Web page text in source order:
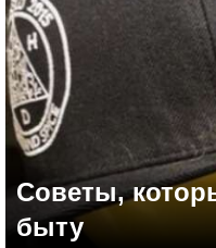
Советы,
быту